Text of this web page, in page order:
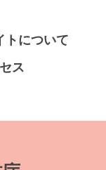
トについて
ス